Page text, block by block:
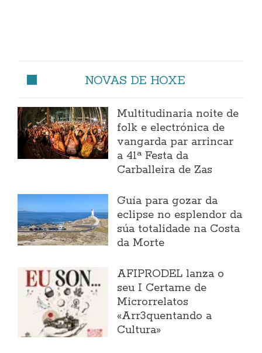
NOVAS DE HOXE
Multitudinaria noite de
folk e electrónica de
vangarda par arrincar
a 41ª Festa da
Carballeira de Zas
Guía para gozar da
eclipse no esplendor da
súa totalidade na Costa
da Morte
AFIPRODEL lanza o
seu I Certame de
Microrrelatos
«Arr3quentando a
Cultura»